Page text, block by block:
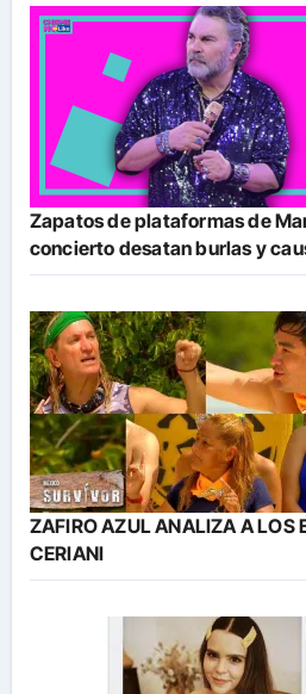
Zapatos de plataformas de
concierto desatan burlas y
ZAFIRO AZUL ANALIZA A LOS
CERIANI